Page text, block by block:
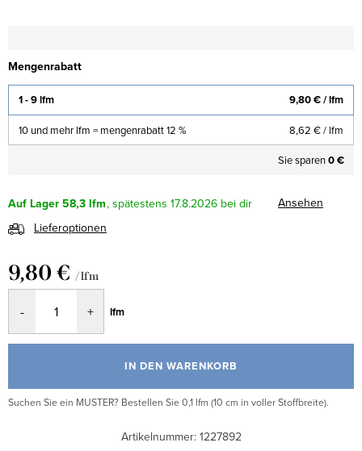
Mengenrabatt
1 - 9 lfm 9,80 €/ lfm
10 und mehr lfm = mengenrabatt 12 % 8,62 €/ lfm
Sie sparen0 €
Auf Lager58,3 lfm 17.8.2026
Ansehen
Lieferoptionen
9,80 € / lfm
lfm
IN DEN WARENKORB
Suchen Sie ein MUSTER? Bestellen Sie 0,1 lfm (10 cm in voller Stoffbreite).
Artikelnummer: 1227892